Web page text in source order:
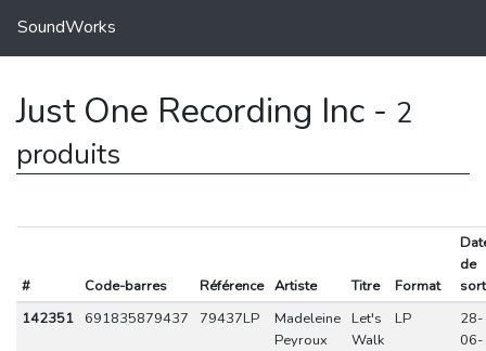
SoundWorks
Just One Recording Inc - 2
produits
# Code-barres Référence Artiste Titre Format
de
142351
691835879437 79437LP
Madeleine
Peyroux
Let's
Walk
LP
28-
06-